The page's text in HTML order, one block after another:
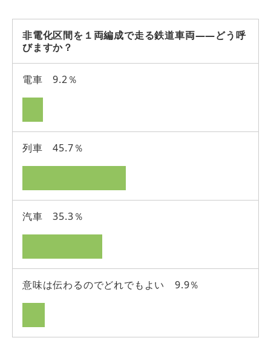
非電化区間を１両編成で走る鉄道車両――どう呼
びますか？
電車 9.2％
列車 45.7％
汽車 35.3％
意味は伝わるのでどれでもよい 9.9％